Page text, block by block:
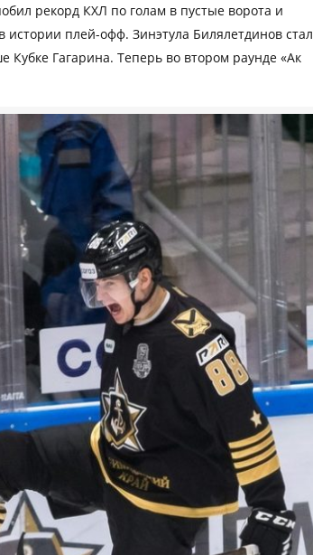
рекорд КХЛ по голам в пустые ворота и
плей-офф. Зинэтула Билялетдинов стал
Гагарина. Теперь во втором раунде «Ак